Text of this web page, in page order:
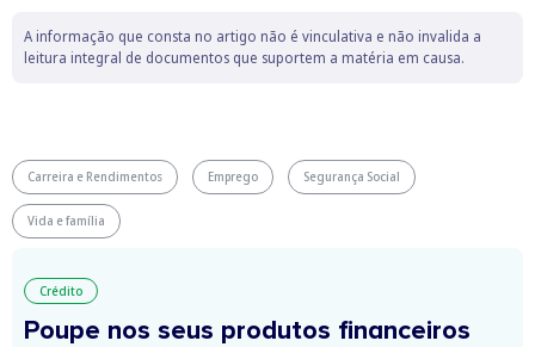
A informação que consta no artigo não é vinculativa e não invalida a
leitura integral de documentos que suportem a matéria em causa.
Carreira e Rendimentos Emprego Segurança Social
Vida e família
Crédito
Poupe nos seus produtos financeiros